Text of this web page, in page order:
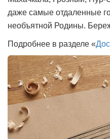
даже самые отдаленные
необъятной Родины.
Подробнее в разделе «